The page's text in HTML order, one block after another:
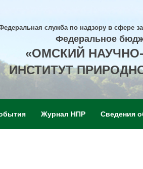
служба по надзору в сфере
Федеральное
«ОМСКИЙ
ИНСТИТУТ
Журнал НПР Сведения